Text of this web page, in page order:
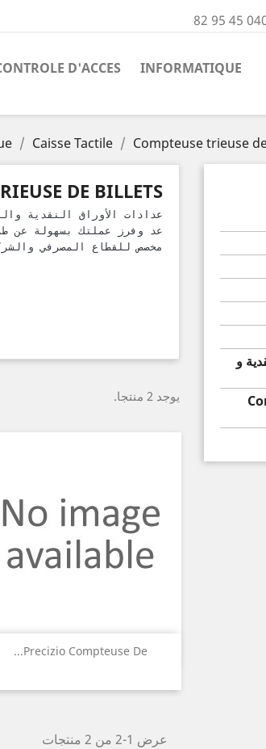
INFORMATIQUE
D'ACCES
Caisse Tactile Compteuse trieuse
و
DE BILLETS
مخصص للقطاع المصرفي
يوجد 2 منتجا.
Precizio Compteuse De...
نظرة سريعة
عرض 1-2 من 2 منتجات